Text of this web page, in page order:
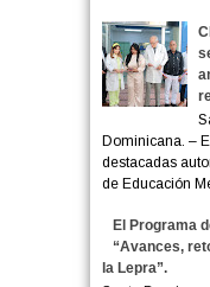
Dominicana. –
destacadas
de Educación
El Programa
“Avances,
la Lepra”.